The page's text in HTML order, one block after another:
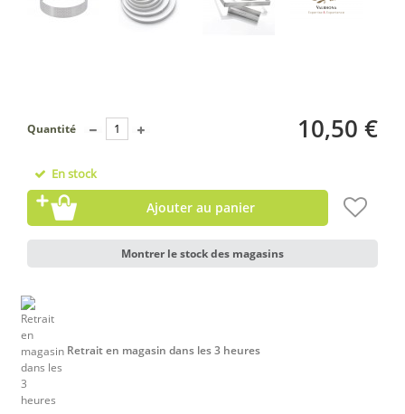
10,50 €
Quantité
En stock
Ajouter au panier
Montrer le stock des magasins
Retrait en magasin dans les 3 heures